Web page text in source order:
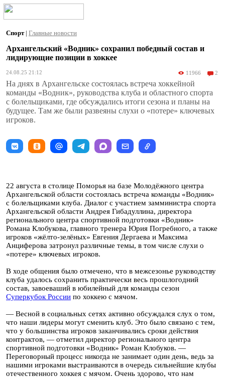
Спорт | Главные новости
Архангельский «Водник» сохранил победный состав и
лидирующие позиции в хоккее
24.08.25 21:12 11966 2
На днях в Архангельске состоялась встреча хоккейной
команды «Водник», руководства клуба и областного спорта
с болельщиками, где обсуждались итоги сезона и планы на
будущее. Там же были развеяны слухи о «потере» ключевых
игроков.
22 августа в столице Поморья на базе Молодёжного центра
Архангельской области состоялась встреча команды «Водник»
с болельщиками клуба. Диалог с участием замминистра спорта
Архангельской области Андрея Гибадуллина, директора
регионального центра спортивной подготовки «Водник»
Романа Клобукова, главного тренера Юрия Погребного, а также
игроков «жёлто-зелёных» Евгения Дергаева и Максима
Анциферова затронул различные темы, в том числе слухи о
«потере» ключевых игроков.
В ходе общения было отмечено, что в межсезонье руководству
клуба удалось сохранить практически весь прошлогодний
состав, завоеваший в юбилейный для команды сезон
Суперкубок России по хоккею с мячом.
— Весной в социальных сетях активно обсуждался слух о том,
что наши лидеры могут сменить клуб. Это было связано с тем,
что у большинства игроков заканчивались сроки действия
контрактов, — отметил директор регионального центра
спортивной подготовки «Водник» Роман Клобуков. —
Переговорный процесс никогда не занимает один день, ведь за
нашими игроками выстраиваются в очередь сильнейшие клубы
отечественного хоккея с мячом. Очень здорово, что нам